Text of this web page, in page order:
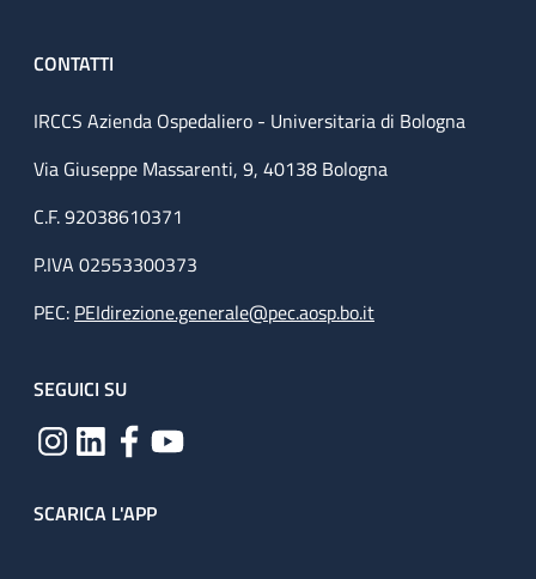
CONTATTI
IRCCS Azienda Ospedaliero - Universitaria di Bologna
Via Giuseppe Massarenti, 9, 40138 Bologna
C.F. 92038610371
P.IVA 02553300373
PEC: PEIdirezione.generale@pec.aosp.bo.it
SEGUICI SU
SCARICA L'APP